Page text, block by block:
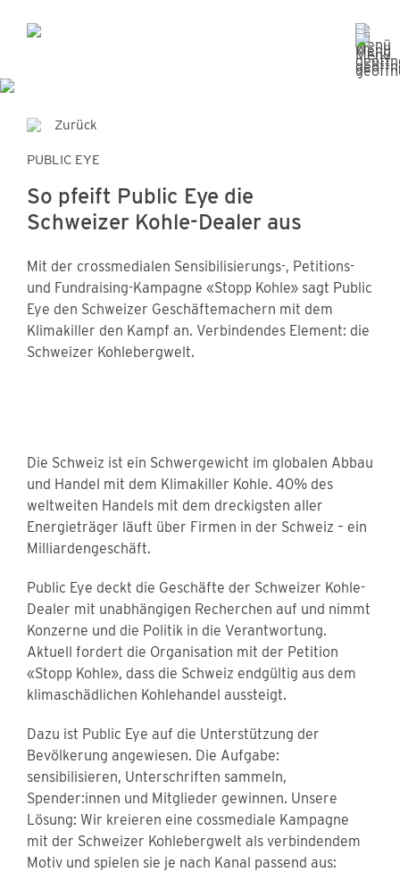
PUBLIC EYE
So pfeift Public Eye die
Schweizer Kohle-Dealer aus
Mit der crossmedialen Sensibilisierungs-, Petitions-
und Fundraising-Kampagne «Stopp Kohle» sagt Public
Eye den Schweizer Geschäftemachern mit dem
Klimakiller den Kampf an. Verbindendes Element: die
Schweizer Kohlebergwelt.
Zurück
Die Schweiz ist ein Schwergewicht im globalen Abbau
und Handel mit dem Klimakiller Kohle. 40% des
weltweiten Handels mit dem dreckigsten aller
Energieträger läuft über Firmen in der Schweiz – ein
Milliardengeschäft.
Public Eye deckt die Geschäfte der Schweizer Kohle-
Dealer mit unabhängigen Recherchen auf und nimmt
Konzerne und die Politik in die Verantwortung.
Aktuell fordert die Organisation mit der Petition
«Stopp Kohle», dass die Schweiz endgültig aus dem
klimaschädlichen Kohlehandel aussteigt.
Dazu ist Public Eye auf die Unterstützung der
Bevölkerung angewiesen. Die Aufgabe:
sensibilisieren, Unterschriften sammeln,
Spender:innen und Mitglieder gewinnen. Unsere
Lösung: Wir kreieren eine cossmediale Kampagne
mit der Schweizer Kohlebergwelt als verbindendem
Motiv und spielen sie je nach Kanal passend aus: